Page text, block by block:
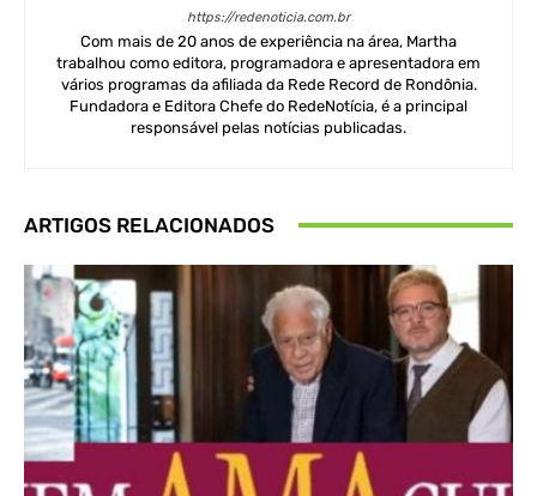
https://redenoticia.com.br
Com mais de 20 anos de experiência na área, Martha
trabalhou como editora, programadora e apresentadora em
vários programas da afiliada da Rede Record de Rondônia.
Fundadora e Editora Chefe do RedeNotícia, é a principal
responsável pelas notícias publicadas.
ARTIGOS RELACIONADOS